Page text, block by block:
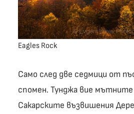
Eagles Rock
Само след две седмици от
спомен. Тунджа вие мътните
Сакарските възвишения